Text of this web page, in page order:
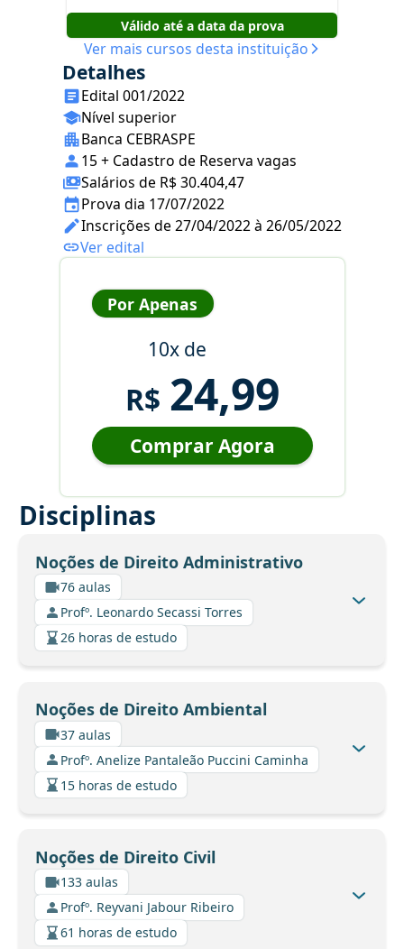
Válido até a data da prova
Ver mais cursos desta instituição
Detalhes
Edital 001/2022
Nível superior
Banca CEBRASPE
15 + Cadastro de Reserva vagas
Salários de R$ 30.404,47
Prova dia 17/07/2022
Inscrições de 27/04/2022 à 26/05/2022
Ver edital
Por Apenas
10x de
R$ 24,99
Comprar Agora
Disciplinas
Noções de Direito Administrativo
76 aulas
Profº. Leonardo Secassi Torres
26 horas de estudo
Noções de Direito Ambiental
37 aulas
Profº. Anelize Pantaleão Puccini Caminha
15 horas de estudo
Noções de Direito Civil
133 aulas
Profº. Reyvani Jabour Ribeiro
61 horas de estudo